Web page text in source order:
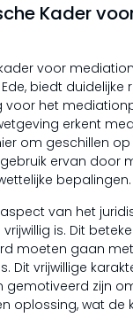
Kader
voor
biedt duidelijke
voor het
erkent
om geschillen op
ervan door
bepalingen.
van het
is. Dit
moeten gaan
Dit vrijwillige
gemotiveerd zijn
oplossing, wat de